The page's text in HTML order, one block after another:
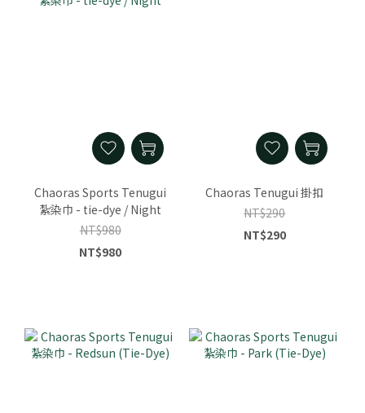
Chaoras Sports Tenugui
紮染巾 - tie-dye / Night
NT$980
NT$980
Chaoras Tenugui 掛扣
NT$290
NT$290